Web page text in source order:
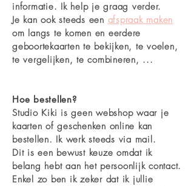
informatie. Ik help je graag verder.
Je kan ook steeds een afspraak maken
om langs te komen en eerdere
geboortekaarten te bekijken, te voelen,
te vergelijken, te combineren, ...
Hoe bestellen?
Studio Kiki is geen webshop waar je
kaarten of geschenken online kan
bestellen. Ik werksteeds via mail.
Dit is een bewust keuze omdat ik
belang hebt aan het persoonlijk contact.
Enkel zo ben ik zeker dat ik jullie